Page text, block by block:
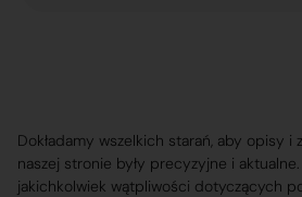
Dokładamy wszelkich starań, aby opisy
naszej stronie były precyzyjne i
jakichkolwiek wątpliwości dotyczących